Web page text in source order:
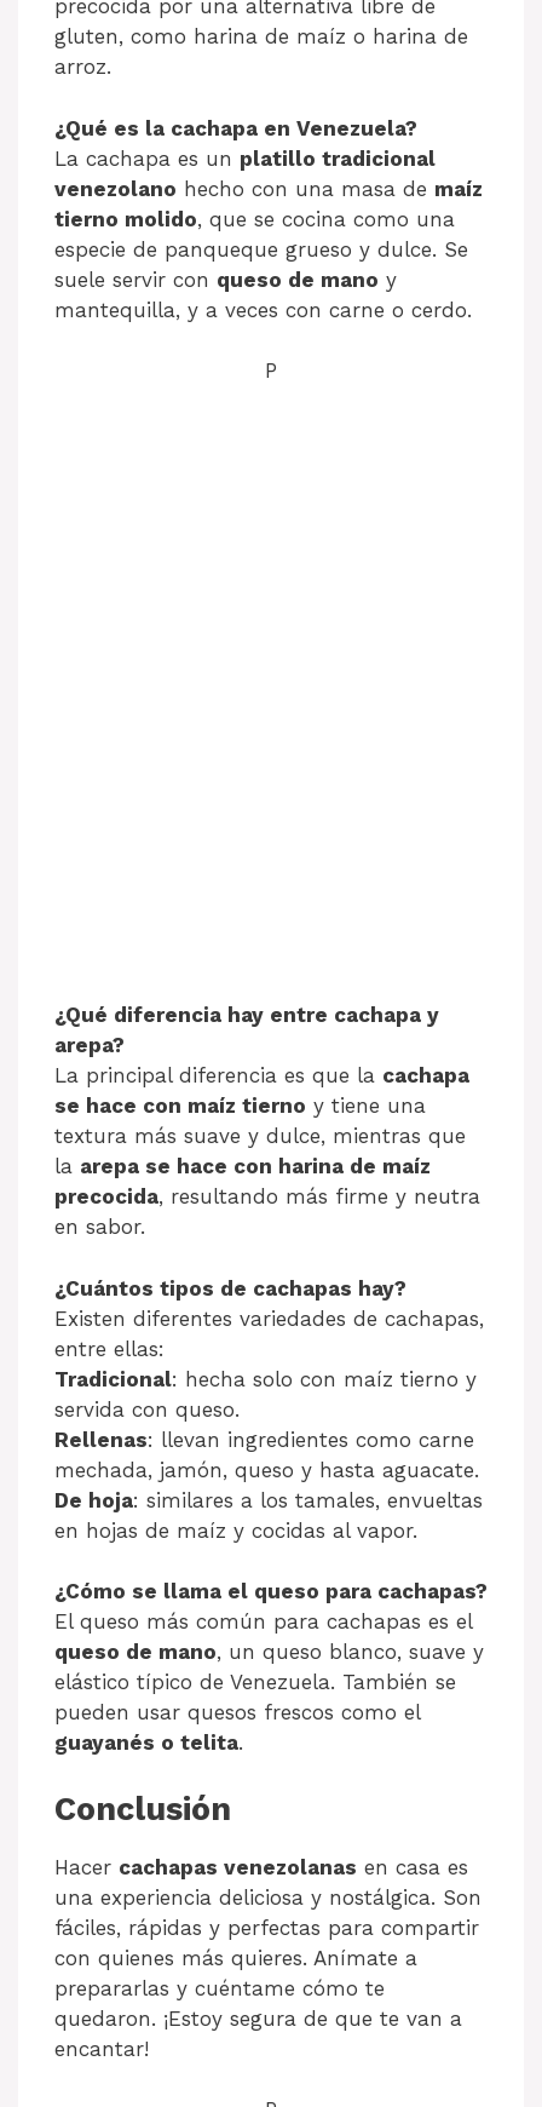
precocida por una alternativa libre de
gluten, como harina de maíz o harina de
arroz.
¿Qué es la cachapa en Venezuela?
La cachapa es un platillo tradicional
venezolano hecho con una masa de maíz
tierno molido, que se cocina como una
especie de panqueque grueso y dulce. Se
suele servir con queso de mano y
mantequilla, y a veces con carne o cerdo.
P
¿Qué diferencia hay entre cachapa y
arepa?
La principal diferencia es que la cachapa
se hace con maíz tierno y tiene una
textura más suave y dulce, mientras que
la arepa se hace con harina de maíz
precocida, resultando más firme y neutra
en sabor.
¿Cuántos tipos de cachapas hay?
Existen diferentes variedades de cachapas,
entre ellas:
Tradicional: hecha solo con maíz tierno y
servida con queso.
Rellenas: llevan ingredientes como carne
mechada, jamón, queso y hasta aguacate.
De hoja: similares a los tamales, envueltas
en hojas de maíz y cocidas al vapor.
¿Cómo se llama el queso para cachapas?
El queso más común para cachapas es el
queso de mano, un queso blanco, suave y
elástico típico de Venezuela. También se
pueden usar quesos frescos como el
guayanés o telita.
Conclusión
Hacer cachapas venezolanas en casa es
una experiencia deliciosa y nostálgica. Son
fáciles, rápidas y perfectas para compartir
con quienes más quieres. Anímate a
prepararlas y cuéntame cómo te
quedaron. ¡Estoy segura de que te van a
encantar!